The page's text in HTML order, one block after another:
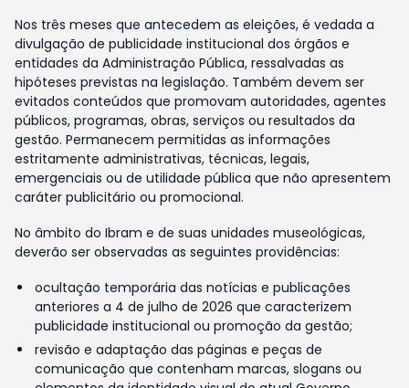
Nos três meses que antecedem as eleições, é vedada a
divulgação de publicidade institucional dos órgãos e
entidades da Administração Pública, ressalvadas as
hipóteses previstas na legislação. Também devem ser
evitados conteúdos que promovam autoridades, agentes
públicos, programas, obras, serviços ou resultados da
gestão. Permanecem permitidas as informações
estritamente administrativas, técnicas, legais,
emergenciais ou de utilidade pública que não apresentem
caráter publicitário ou promocional.
No âmbito do Ibram e de suas unidades museológicas,
deverão ser observadas as seguintes providências:
ocultação temporária das notícias e publicações
anteriores a 4 de julho de 2026 que caracterizem
publicidade institucional ou promoção da gestão;
revisão e adaptação das páginas e peças de
comunicação que contenham marcas, slogans ou